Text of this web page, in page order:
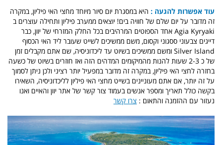
עוד אפשרות להגעה : היא במסגרת יום סיור מיוחד מחצי האי פיליון, במקרה
זה מדובר על יום שלם של חוויה בים! יוצאים ממערב פיליון ותחילה עוצרים ב
Agia Kyryaki אחד הספוטים המרהיבים בכל החלק המזרחי של יוון, כבר
דייגים צבעוני ססגוני וקסום, משם ממשיכים לשייט שעובר ליד האי הכסוף
Silver Island ומשם ממשיכים בשיוט עד ליכדוניסיה, שם אתם מקבלים זמן
של כ 2-3 שעות להנות מהמיקומים המדהים הזה ואז חוזרים בשיוט של כשעה
בחזרה לחצי האי פיליון, במקרה זה מדובר במפעיל יותר רציני ולכן ניתן לסמוך
על זה יותר, אם אתם מעוניינים בשייט מחצי האי פיליון לליכדוניסיה, השאירו
בקשה כולל תאריך ומספר אנשים בעמוד צור קשר של אתר יוון והאיים ואנו
נעזור עם ההזמנה והתאום : צרו קשר